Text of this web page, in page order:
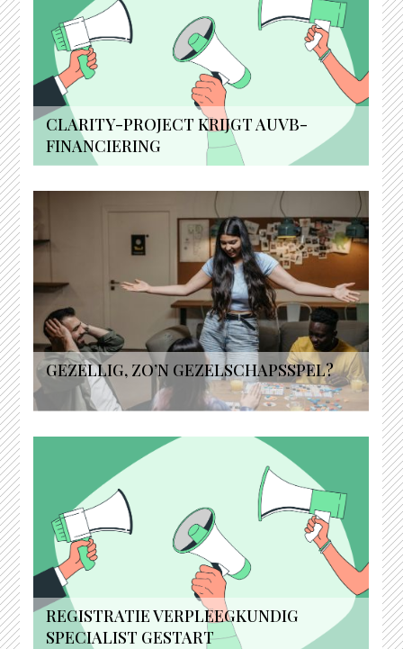
CLARITY-PROJECT KRIJGT AUVB-
FINANCIERING
GEZELLIG, ZO’N GEZELSCHAPSSPEL?
REGISTRATIE VERPLEEGKUNDIG
SPECIALIST GESTART